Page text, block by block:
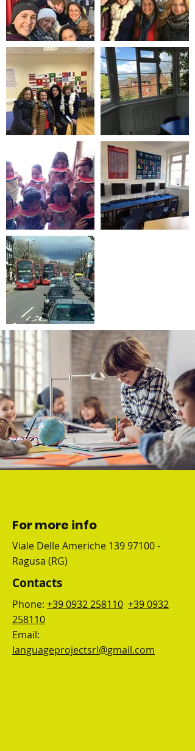
For more info
Viale Delle Americhe 139 97100-
Ragusa (RG)
Contacts
Phone: +39 0932 258110 +39 0932
258110
Email:
languageprojectsrl@gmail.com